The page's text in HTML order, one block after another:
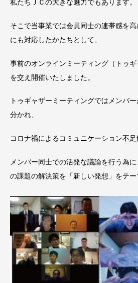
私たちＪＣの大きな魅力でもあります。
そこで当事業では会員同士の連帯感を
にも対応したかたちとして、
事前のオンラインミーティング（トゥギ
を交え開催いたしました。
トゥギャザーミーティングではメンバ
分かれ、
コロナ禍によるコミュニケーション不
メンバー同士での活発な議論を行う為
の課題の解決策を「新しい発想」をテー